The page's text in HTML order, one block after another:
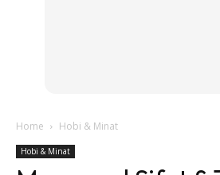
Home Hobi & Minat
Hobi & Minat